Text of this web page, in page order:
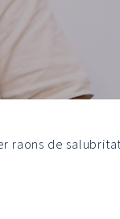
raons de